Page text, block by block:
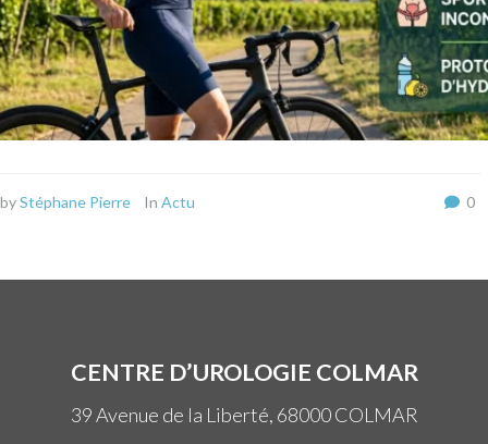
byStéphane Pierre In Actu 0
CENTRE D’UROLOGIE COLMAR
39 Avenue de la Liberté, 68000 COLMAR